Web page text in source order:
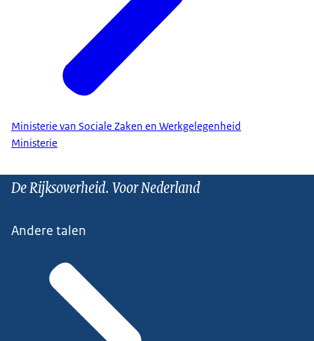
Ministerie van Sociale Zaken en Werkgelegenheid
Ministerie
De Rijksoverheid. Voor Nederland
Andere talen